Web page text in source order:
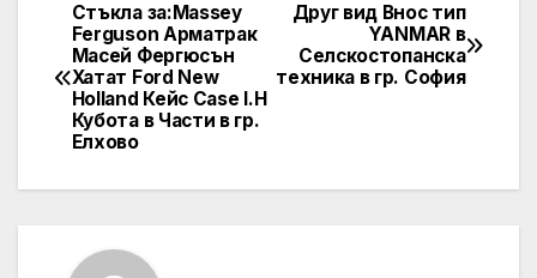
Post
navigation
Друг вид Внос тип
YANMAR в
Селскостопанска
техника в гр. София
Стъкла за:Massey
Ferguson Арматрак
Масей Фергюсън
Хатат Ford New
Holland Кейс Case I.H
Кубота в Части в гр.
Елхово